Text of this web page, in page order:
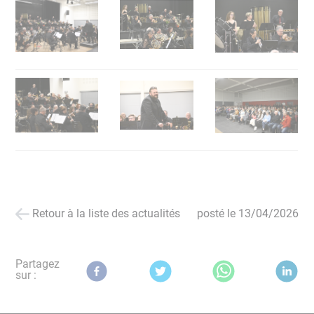
Retour à la liste des actualités posté le 13/04/2026
Partagez
sur :